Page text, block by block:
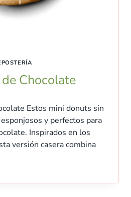
Chocolate
Estos mini donuts sin
y perfectos para
Inspirados en los
versión casera combina